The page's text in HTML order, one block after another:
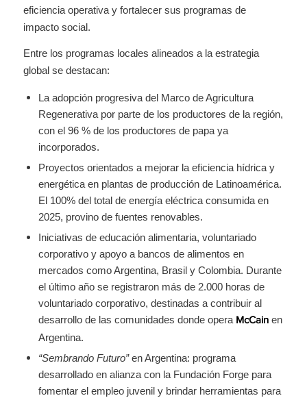
eficiencia operativa y fortalecer sus programas de
impacto social.
Entre los programas locales alineados a la estrategia
global se destacan:
La adopción progresiva del Marco de Agricultura
Regenerativa por parte de los productores de la región,
con el 96 % de los productores de papa ya
incorporados.
Proyectos orientados a mejorar la eficiencia hídrica y
energética en plantas de producción de Latinoamérica.
El 100% del total de energía eléctrica consumida en
2025, provino de fuentes renovables.
Iniciativas de educación alimentaria, voluntariado
corporativo y apoyo a bancos de alimentos en
mercados como Argentina, Brasil y Colombia. Durante
el último año se registraron más de 2.000 horas de
voluntariado corporativo, destinadas a contribuir al
desarrollo de las comunidades donde opera McCain en
Argentina.
“Sembrando Futuro”en Argentina: programa
desarrollado en alianza con la Fundación Forge para
fomentar el empleo juvenil y brindar herramientas para